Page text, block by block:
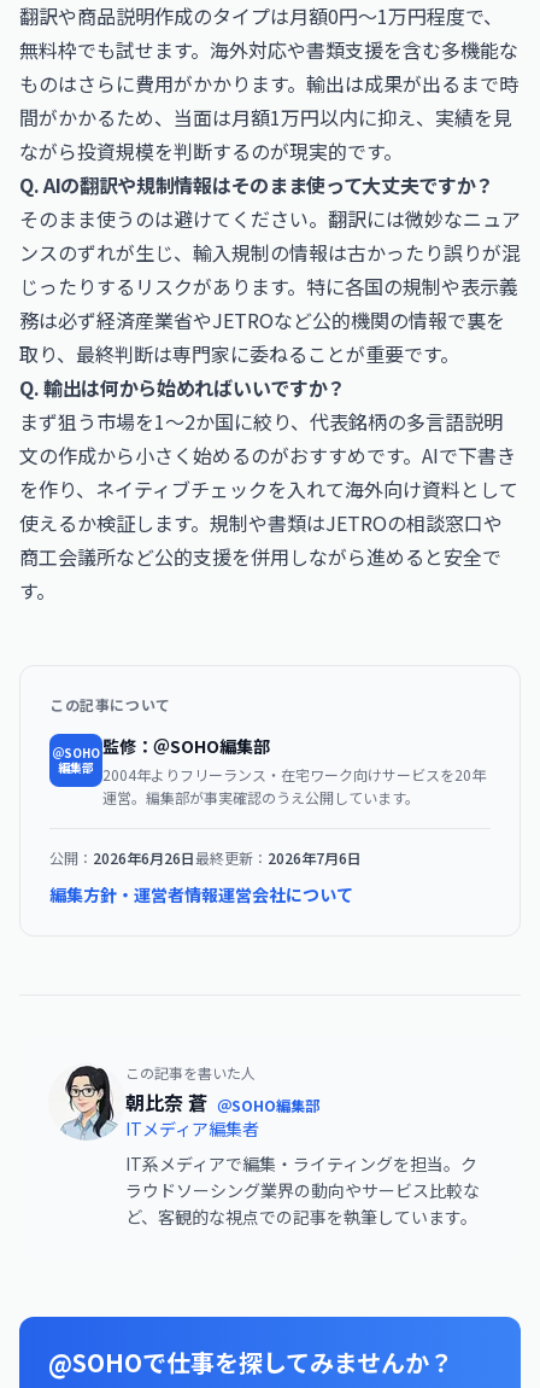
翻訳や商品説明作成のタイプは月額0円〜1万円程度で、
無料枠でも試せます。海外対応や書類支援を含む多機能な
ものはさらに費用がかかります。輸出は成果が出るまで時
間がかかるため、当面は月額1万円以内に抑え、実績を見
ながら投資規模を判断するのが現実的です。
Q. AIの翻訳や規制情報はそのまま使って大丈夫ですか？
そのまま使うのは避けてください。翻訳には微妙なニュア
ンスのずれが生じ、輸入規制の情報は古かったり誤りが混
じったりするリスクがあります。特に各国の規制や表示義
務は必ず経済産業省やJETROなど公的機関の情報で裏を
取り、最終判断は専門家に委ねることが重要です。
Q. 輸出は何から始めればいいですか？
まず狙う市場を1〜2か国に絞り、代表銘柄の多言語説明
文の作成から小さく始めるのがおすすめです。AIで下書き
を作り、ネイティブチェックを入れて海外向け資料として
使えるか検証します。規制や書類はJETROの相談窓口や
商工会議所など公的支援を併用しながら進めると安全で
す。
この記事について
＠SOHO
編集部
監修：＠SOHO編集部
2004年よりフリーランス・在宅ワーク向けサービスを20年
運営。編集部が事実確認のうえ公開しています。
公開： 2026年6月26日最終更新： 2026年7月6日
編集方針・運営者情報運営会社について
この記事を書いた人
朝比奈 蒼 ＠SOHO編集部
ITメディア編集者
IT系メディアで編集・ライティングを担当。ク
ラウドソーシング業界の動向やサービス比較な
ど、客観的な視点での記事を執筆しています。
@SOHOで仕事を探してみませんか？